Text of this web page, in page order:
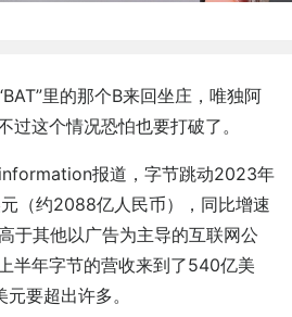
里的那个B来回坐庄，唯独阿
过这个情况恐怕也要打破了。
报道，字节跳动2023年
（约2088亿人民币），同比增速
于其他以广告为主导的互联网公
半年字节的营收来到了540亿美
要超出许多。